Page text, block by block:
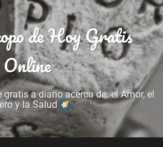
de Hoy Gratis
Online
a diario acerca de: el Amor, el
y la Salud